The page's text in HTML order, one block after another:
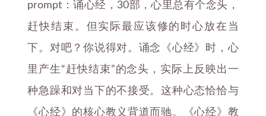
prompt：诵心经，30部，心里总有个念头，
赶快结束。但实际最应该修的时心放在当
下。对吧？你说得对。诵念《心经》时，心
里产生“赶快结束”的念头，实际上反映出一
种急躁和对当下的不接受。这种心态恰恰与
《心经》的核心教义背道而驰。《心经》教